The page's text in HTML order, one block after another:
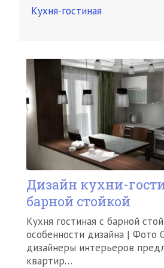
Кухня-гостиная
Дизайн кухни-
барной стойкой
Кухня гостиная с барной
особенности дизайна | Фото
дизайнеры интерьеров
квартир…